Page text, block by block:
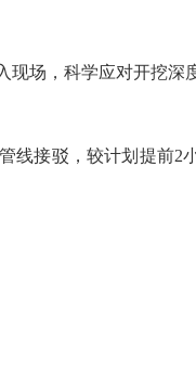
场，科学应对开挖深
接驳，较计划提前2